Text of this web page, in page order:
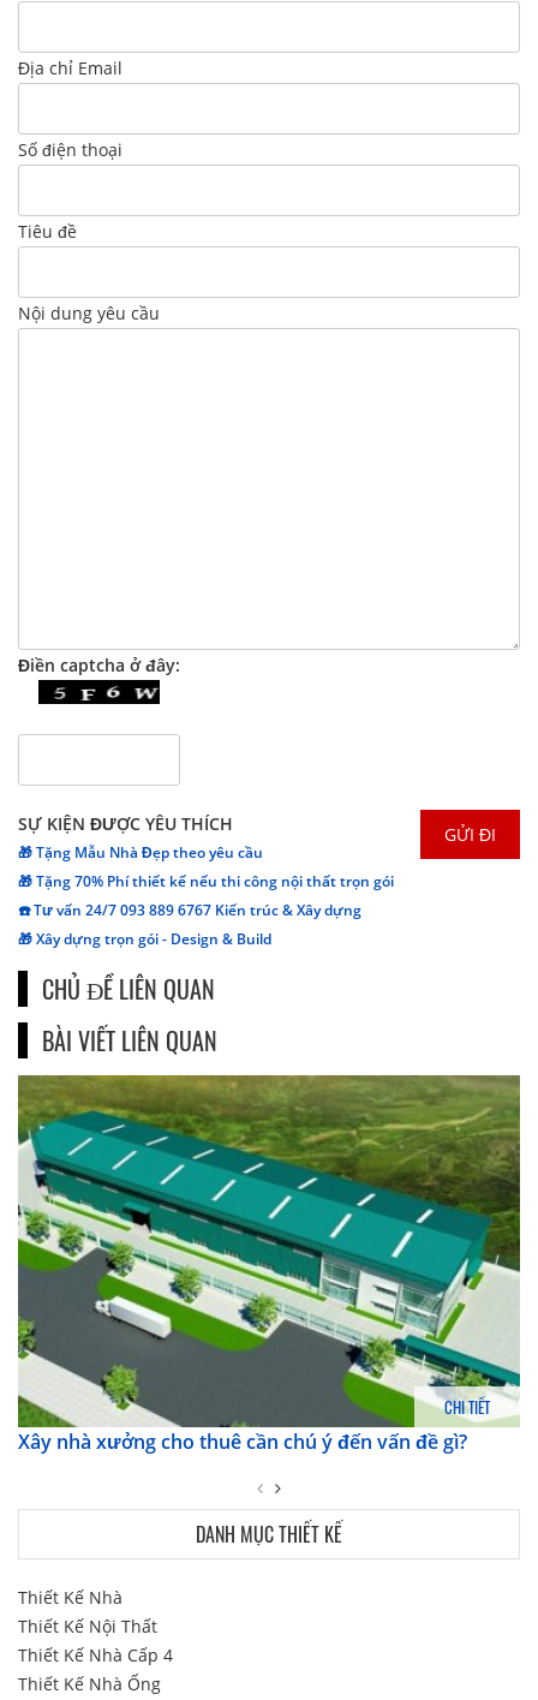
Địa chỉ Email
Số điện thoại
Tiêu đề
Nội dung yêu cầu
Điền captcha ở đây:
SỰ KIỆN ĐƯỢC YÊU THÍCH
🎁 Tặng Mẫu Nhà Đẹp theo yêu cầu
🎁 Tặng 70% Phí thiết kế nếu thi công nội thất trọn gói
☎️ Tư vấn 24/7 093 889 6767 Kiến trúc & Xây dựng
🎁 Xây dựng trọn gói - Design & Build
CHỦ ĐỀ LIÊN QUAN
BÀI VIẾT LIÊN QUAN
CHI TIẾT
Xây nhà xưởng cho thuê cần chú ý đến vấn đề gì?
DANH MỤC THIẾT KẾ
Thiết Kế Nhà
Thiết Kế Nội Thất
Thiết Kế Nhà Cấp 4
Thiết Kế Nhà Ống